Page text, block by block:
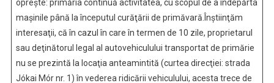
opreşte: primăria continuă activitatea, cu scopul de a îndepărta
maşinile până la începutul curăţării de primăvară.Înştiinţăm
interesaţii, că în cazul în care în termen de 10 zile, proprietarul
sau deţinătorul legal al autovehiculului transportat de primărie
nu se prezintă la locaţia anteamintită (curtea direcţiei: strada
Jókai Mór nr. 1) în vederea ridicării vehiculului, acesta trece de